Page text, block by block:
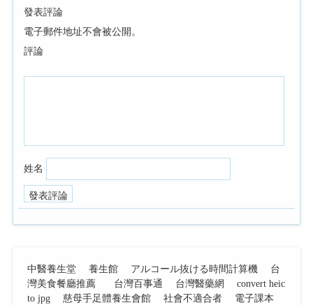
發表評論
電子郵件地址不會被公開。
評論
姓名
中醫養生堂 養生館 アルコール抜ける時間計算機
台
灣美食餐廳推薦
台灣百事通 台灣醫藥網
convert heic
to jpg
慈母手足體養生會館 社會不適合者 電子課本